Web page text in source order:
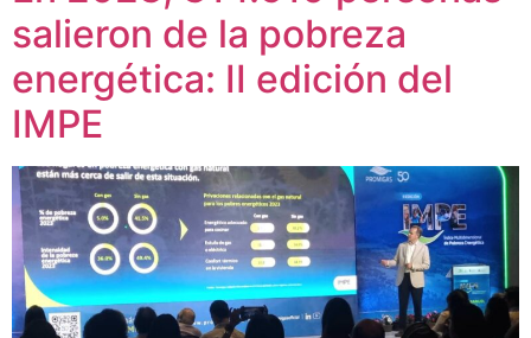
salieron de la pobreza
energética: II edición del
IMPE